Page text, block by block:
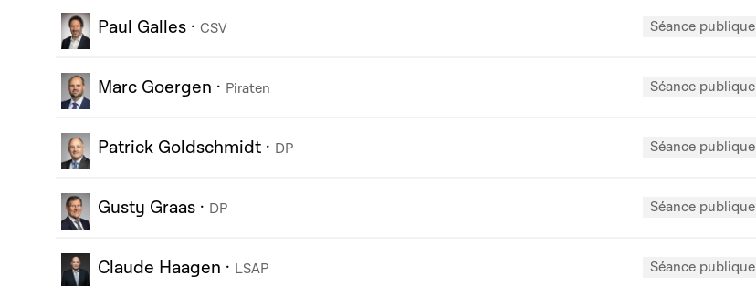
Paul Galles · CSV Séance publique
Marc Goergen · Piraten Séance publique
Patrick Goldschmidt · DP Séance publique
Gusty Graas · DP Séance publique
Claude Haagen · LSAP Séance publique